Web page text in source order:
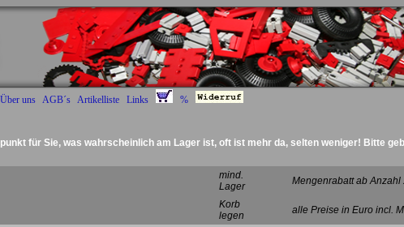
Über uns AGB´s Artikelliste Links %
für Sie, was wahrscheinlich am Lager ist, oft ist mehr da, selten weniger! Bitte
mind.
Lager
Mengenrabatt ab Anzahl
Korb
legen
alle Preise in Euro incl.